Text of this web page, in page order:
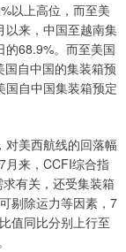
以上高位，而至美
以来，中国至越南集
的68.9%。而至美国
自中国的集装箱预
国自中国集装箱预定
对美西航线的回落幅
月来，CCFI综合指
有关，还受集装箱
剔除运力等因素，7
值同比分别上行至